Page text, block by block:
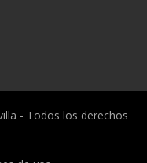
- Todos los derechos